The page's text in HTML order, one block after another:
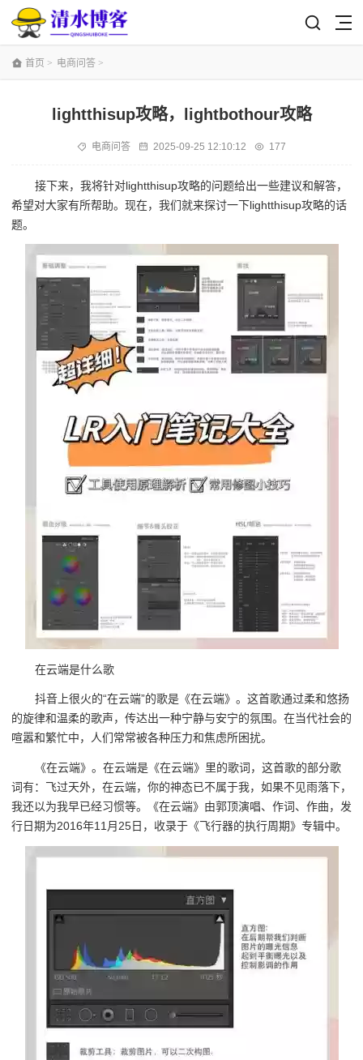
首页 > 电商问答 >
lightthisup攻略，lightbothour攻略
电商问答 2025-09-25 12:10:12 177
接下来，我将针对lightthisup攻略的问题给出一些建议和解答，
希望对大家有所帮助。现在，我们就来探讨一下lightthisup攻略的话
题。
在云端是什么歌
抖音上很火的“在云端”的歌是《在云端》。这首歌通过柔和悠扬
的旋律和温柔的歌声，传达出一种宁静与安宁的氛围。在当代社会的
喧嚣和繁忙中，人们常常被各种压力和焦虑所困扰。
《在云端》。在云端是《在云端》里的歌词，这首歌的部分歌
词有：飞过天外，在云端，你的神态已不属于我，如果不见雨落下，
我还以为我早已经习惯等。《在云端》由郭顶演唱、作词、作曲，发
行日期为2016年11月25日，收录于《飞行器的执行周期》专辑中。